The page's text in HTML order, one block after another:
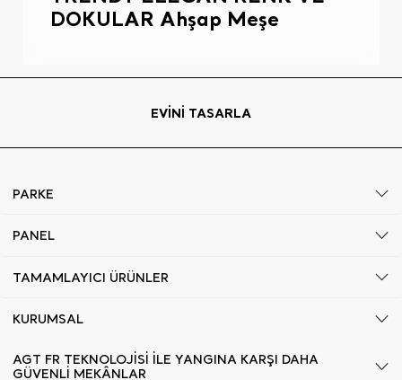
DOKULAR Ahşap Meşe
EVİNİ TASARLA
PARKE
PANEL
TAMAMLAYICI ÜRÜNLER
KURUMSAL
AGT FR TEKNOLOJİSİ İLE YANGINA KARŞI DAHA
GÜVENLİ MEKÂNLAR